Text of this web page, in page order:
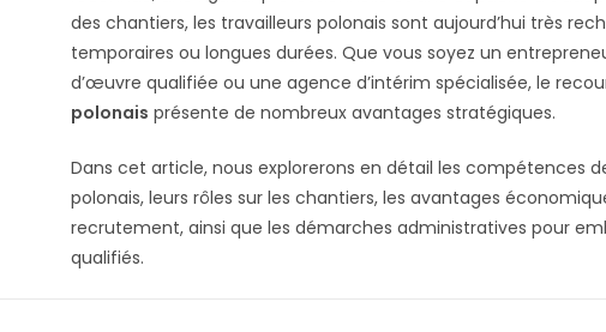
des chantiers, les travailleurs polonais sont aujourd’hui très
temporaires ou longues durées. Que vous soyez un
d’œuvre qualifiée ou une agence d’intérim spécialisée, le
polonais présente de nombreux avantages stratégiques.
Dans cet article, nous explorerons en détail les compétences
polonais, leurs rôles sur les chantiers, les avantages
recrutement, ainsi que les démarches administratives pour
qualifiés.